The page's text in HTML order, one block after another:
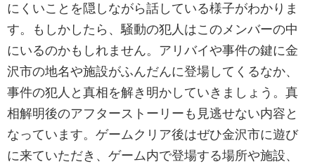
にくいことを隠しながら話している様子がわかりま
す。もしかしたら、騒動の犯人はこのメンバーの中
にいるのかもしれません。アリバイや事件の鍵に金
沢市の地名や施設がふんだんに登場してくるなか、
事件の犯人と真相を解き明かしていきましょう。真
相解明後のアフターストーリーも見逃せない内容と
なっています。ゲームクリア後はぜひ金沢市に遊び
に来ていただき、ゲーム内で登場する場所や施設、